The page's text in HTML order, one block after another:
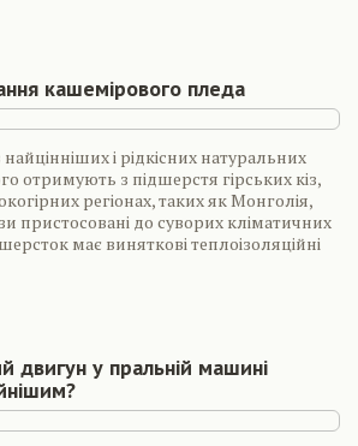
кашемірового пледа
і рідкісних натуральних
отримують з підшерстя гірських кіз,
регіонах, таких як Монголія,
пристосовані до суворих кліматичних
має виняткові теплоізоляційні
двигун у пральній машині